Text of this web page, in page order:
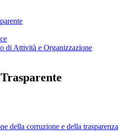
di Attività e Organizzazione
della corruzione e della trasparenza